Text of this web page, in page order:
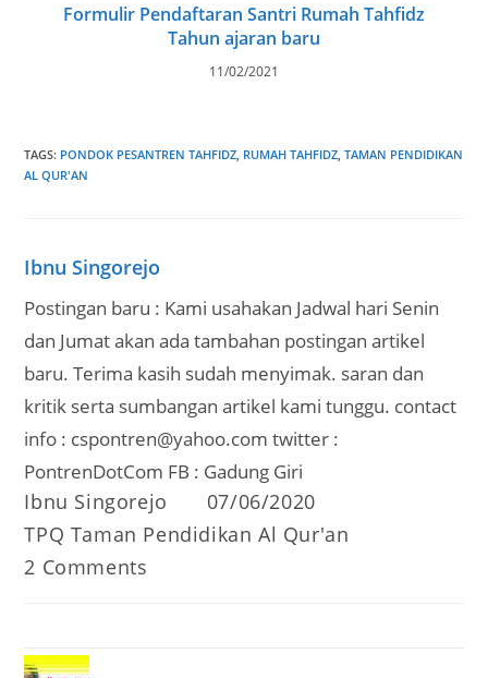
Formulir Pendaftaran Santri Rumah Tahfidz
Tahun ajaran baru
11/02/2021
TAGS: PONDOK PESANTREN TAHFIDZ RUMAH TAHFIDZ TAMAN PENDIDIKAN
AL QUR'AN
Ibnu Singorejo
Postingan baru : Kami usahakan Jadwal hari Senin
dan Jumat akan ada tambahan postingan artikel
baru. Terima kasih sudah menyimak. saran dan
kritik serta sumbangan artikel kami tunggu. contact
info : cspontren@yahoo.com twitter :
PontrenDotCom FB : Gadung Giri
Post
Ibnu Singorejo
Post
07/06/2020
Post
category:
TPQ Taman Pendidikan Al Qur'an
Post
2 Comments